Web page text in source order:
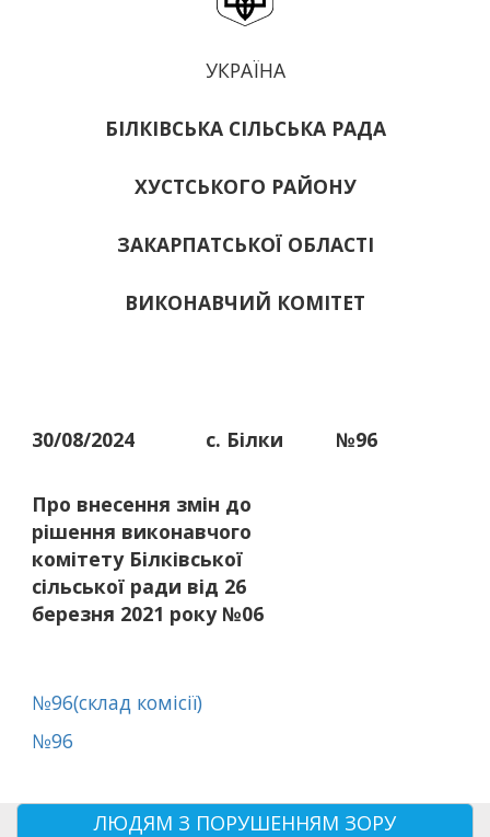
УКРАЇНА
БІЛКІВСЬКА СІЛЬСЬКА РАДА
ХУСТСЬКОГО РАЙОНУ
ЗАКАРПАТСЬКОЇ ОБЛАСТІ
ВИКОНАВЧИЙ КОМІТЕТ
30/08/2024 с. Білки №96
Про внесення змін до
рішення виконавчого
комітету Білківської
сільської ради від 26
березня 2021 року №06
№96(склад комісії)
№96
ЛЮДЯМ З ПОРУШЕННЯМ ЗОРУ